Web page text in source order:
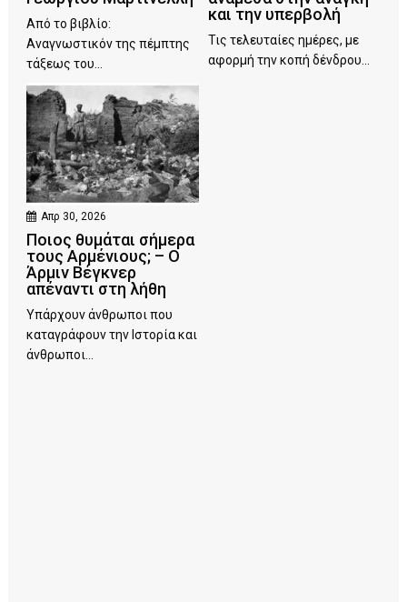
Από το βιβλίο:
Αναγνωστικόν της πέμπτης
τάξεως του...
και την υπερβολή
Τις τελευταίες ημέρες, με
αφορμή την κοπή δένδρου...
Απρ 30, 2026
Ποιος θυμάται σήμερα
τους Αρμένιους; – Ο
Άρμιν Βέγκνερ
απέναντι στη λήθη
Υπάρχουν άνθρωποι που
καταγράφουν την Ιστορία και
άνθρωποι...